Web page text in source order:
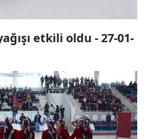
etkili oldu - 27-01-